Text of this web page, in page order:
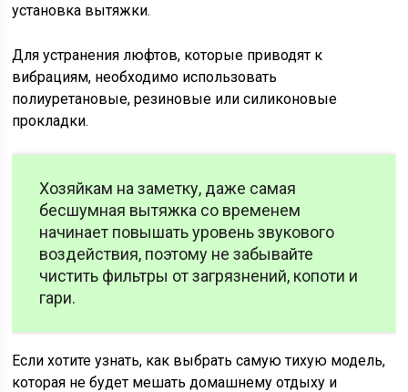
установка вытяжки.
Для устранения люфтов, которые приводят к
вибрациям, необходимо использовать
полиуретановые, резиновые или силиконовые
прокладки.
Хозяйкам на заметку, даже самая
бесшумная вытяжка со временем
начинает повышать уровень звукового
воздействия, поэтому не забывайте
чистить фильтры от загрязнений, копоти и
гари.
Если хотите узнать, как выбрать самую тихую модель,
которая не будет мешать домашнему отдыху и